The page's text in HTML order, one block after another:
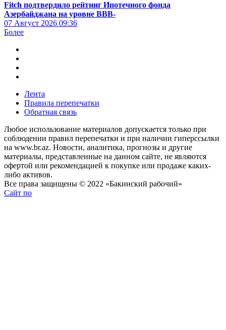
Fitch подтвердило рейтинг Ипотечного фонда
Азербайджана на уровне BBB-
07 Август 2026 09:36
Более
Лента
Правила перепечатки
Обратная связь
Любое использование материалов допускается только при
соблюдении правил перепечатки и при наличии гиперссылки
на www.br.az. Новости, аналитика, прогнозы и другие
материалы, представленные на данном сайте, не являются
офертой или рекомендацией к покупке или продаже каких-
либо активов.
Все права защищены © 2022 «Бакинский рабочий»
Сайт по